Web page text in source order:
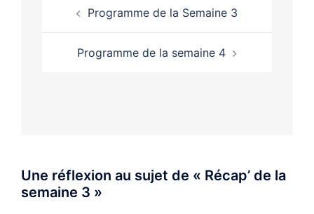
Programme de la Semaine 3
Programme de la semaine 4
Une réflexion au sujet de « Récap’ de la
semaine 3 »